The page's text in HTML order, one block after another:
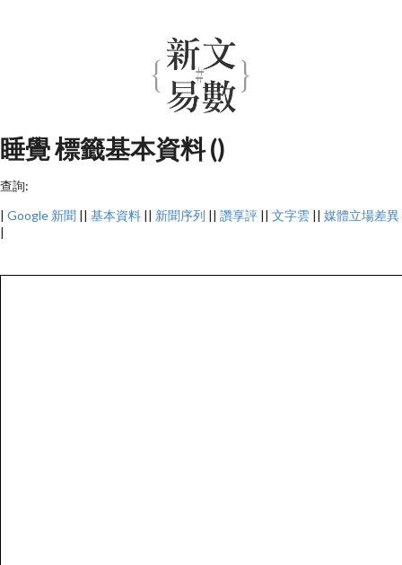
睡覺 標籤基本資料 ()
查詢:
| Google 新聞 || 基本資料 || 新聞序列 || 讚享評 || 文字雲 || 媒體立場差異
|